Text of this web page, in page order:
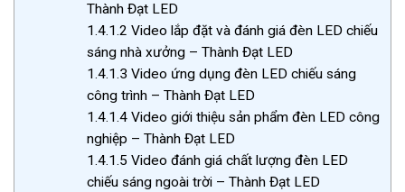
Thành Đạt LED
1.4.1.2 Video lắp đặt và đánh giá đèn LED chiếu
sáng nhà xưởng – Thành Đạt LED
1.4.1.3 Video ứng dụng đèn LED chiếu sáng
công trình – Thành Đạt LED
1.4.1.4Video giới thiệu sản phẩm đèn LED công
nghiệp – Thành Đạt LED
1.4.1.5 Video đánh giá chất lượng đèn LED
chiếu sáng ngoài trời – Thành Đạt LED